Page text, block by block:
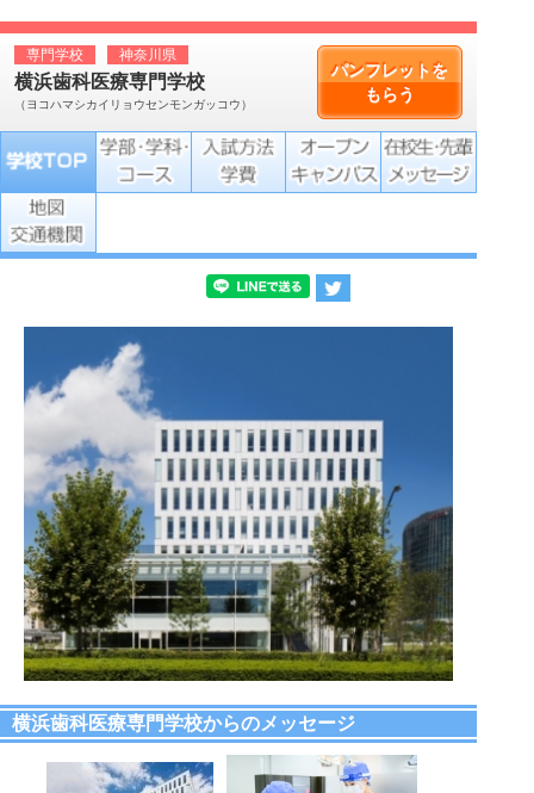
パンフレットを
もらう
専門学校 神奈川県
横浜歯科医療専門学校
（ヨコハマシカイリョウセンモンガッコウ）
横浜歯科医療専門学校からのメッセージ